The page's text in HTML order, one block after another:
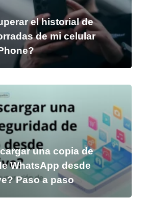
el historial de
de mi celular
una copia de
WhatsApp desde
Paso a paso